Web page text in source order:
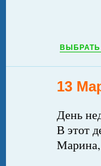
13
День
В этот